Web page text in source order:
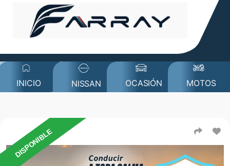
INICIO NISSAN OCASIÓN MOTOS
DISPONIBLE